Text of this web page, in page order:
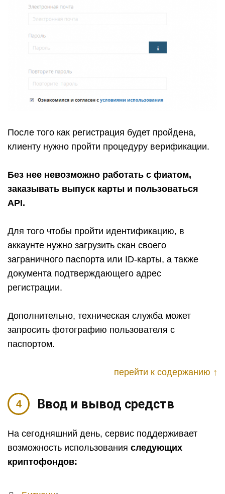
После того как регистрация будет пройдена,
клиенту нужно пройти процедуру верификации.
Без нее невозможно работать с фиатом,
заказывать выпуск карты и пользоваться
API.
Для того чтобы пройти идентификацию, в
аккаунте нужно загрузить скан своего
заграничного паспорта или ID-карты, а также
документа подтверждающего адрес
регистрации.
Дополнительно, техническая служба может
запросить фотографию пользователя с
паспортом.
перейти к содержанию ↑
Ввод и вывод средств
На сегодняшний день, сервис поддерживает
возможность использования следующих
криптофондов: